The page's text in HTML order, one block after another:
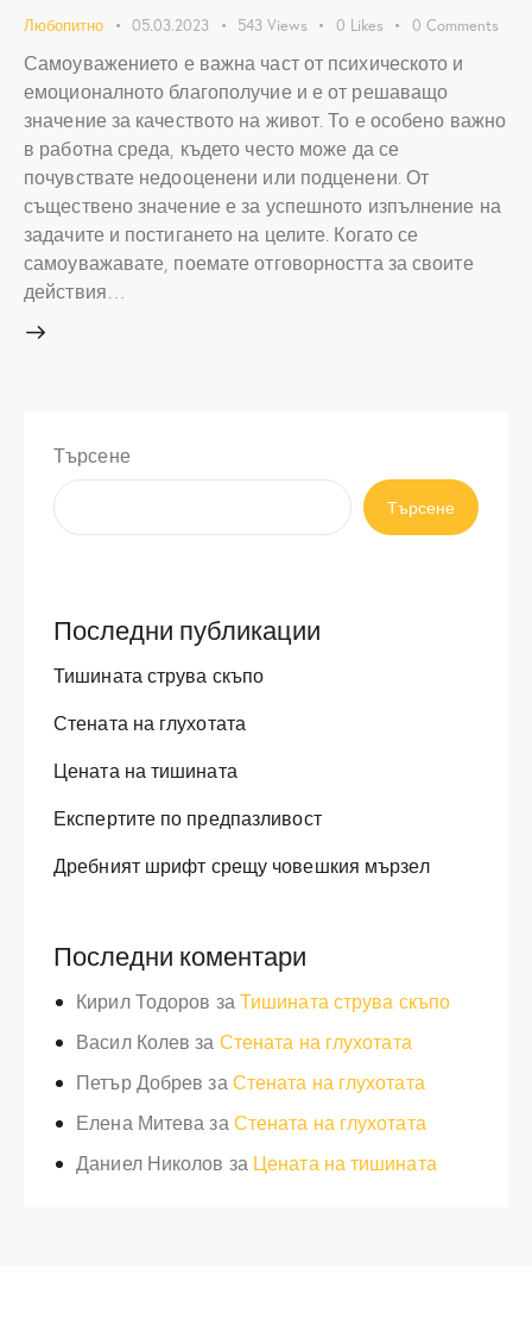
Любопитно 05.03.2023 543 Views 0 Likes 0 Comments
Самоуважението е важна част от психическото и
емоционалното благополучие и е от решаващо
значение за качеството на живот. То е особено важно
в работна среда, където често може да се
почувствате недооценени или подценени. От
съществено значение е за успешното изпълнение на
задачите и постигането на целите. Когато се
самоуважавате, поемате отговорността за своите
действия…
Търсене
Търсене
Последни публикации
Тишината струва скъпо
Стената на глухотата
Цената на тишината
Експертите по предпазливост
Дребният шрифт срещу човешкия мързел
Последни коментари
Кирил Тодоров за Тишината струва скъпо
Васил Колев за Стената на глухотата
Петър Добрев за Стената на глухотата
Елена Митева за Стената на глухотата
Даниел Николов за Цената на тишината